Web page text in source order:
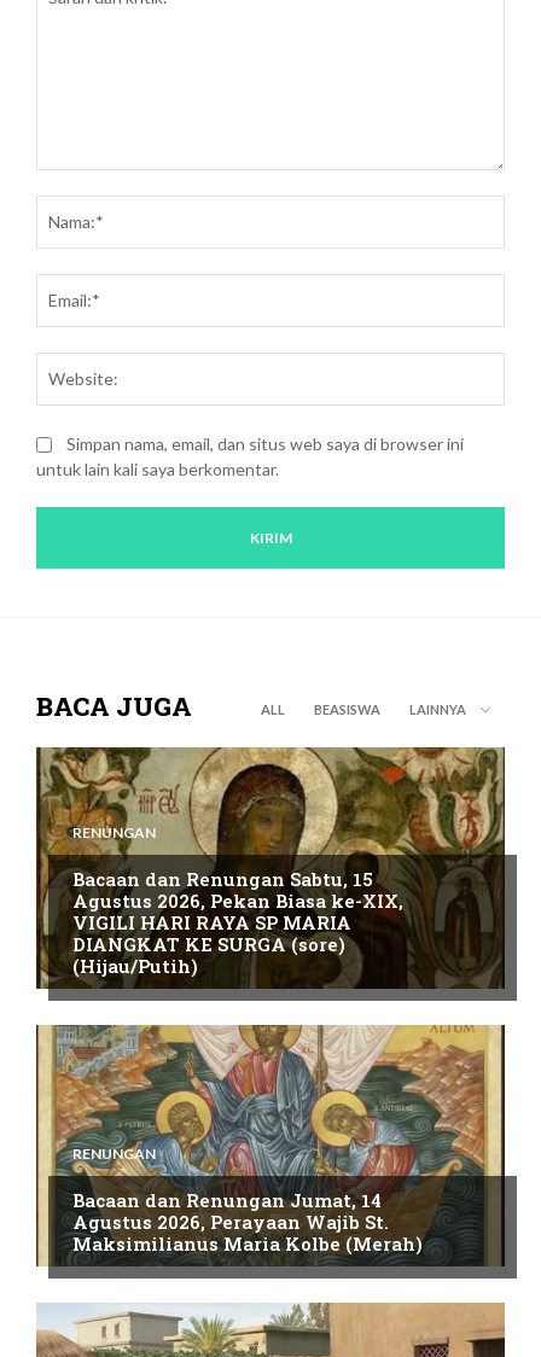
kritik:
Simpan nama, email, dan situs web saya di browser ini
untuk lain kali saya berkomentar.
BACA JUGA ALL BEASISWA LAINNYA
RENUNGAN
Bacaan dan Renungan Sabtu, 15
Agustus 2026, Pekan Biasa ke-XIX,
VIGILI HARI RAYA SP MARIA
DIANGKAT KE SURGA (sore)
(Hijau/Putih)
RENUNGAN
Bacaan dan Renungan Jumat, 14
Agustus 2026, Perayaan Wajib St.
Maksimilianus Maria Kolbe (Merah)